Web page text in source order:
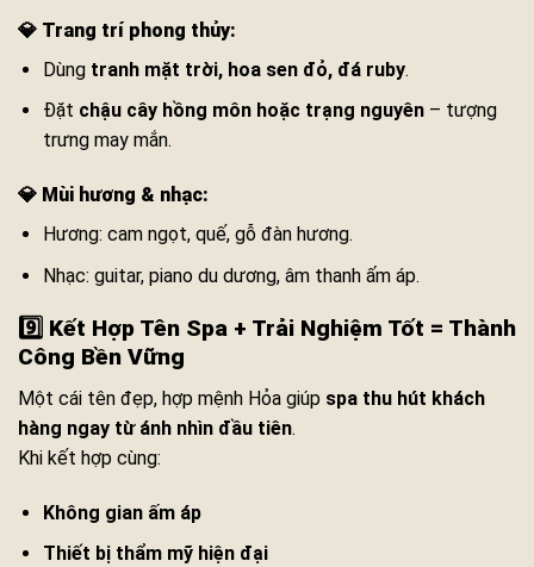
💎 Trang trí phong thủy:
Dùng tranh mặt trời, hoa sen đỏ, đá ruby.
Đặt chậu cây hồng môn hoặc trạng nguyên– tượng
trưng may mắn.
💎 Mùi hương & nhạc:
Hương: cam ngọt, quế, gỗ đàn hương.
Nhạc: guitar, piano du dương, âm thanh ấm áp.
9️⃣ Kết Hợp Tên Spa + Trải Nghiệm Tốt = Thành
Công Bền Vững
Một cái tên đẹp, hợp mệnh Hỏa giúp spa thu hút khách
hàng ngay từ ánh nhìn đầu tiên.
Khi kết hợp cùng:
Không gian ấm áp
Thiết bị thẩm mỹ hiện đại